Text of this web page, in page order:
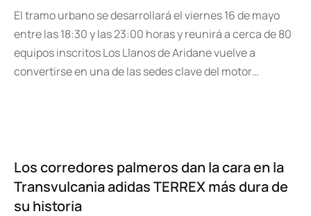
El tramo urbano se desarrollará el viernes 16 de mayo
entre las 18:30 y las 23:00 horas y reunirá a cerca de 80
equipos inscritos Los Llanos de Aridane vuelve a
convertirse en una de las sedes clave del motor…
Los corredores palmeros dan la cara en la
Transvulcania adidas TERREX más dura de
su historia